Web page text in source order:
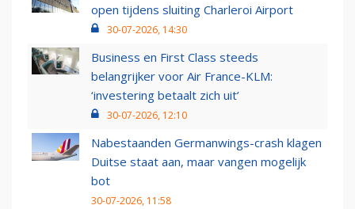
open tijdens sluiting Charleroi Airport
30-07-2026, 14:30
Business en First Class steeds
belangrijker voor Air France-KLM:
‘investering betaalt zich uit’
30-07-2026, 12:10
Nabestaanden Germanwings-crash klagen
Duitse staat aan, maar vangen mogelijk
bot
30-07-2026, 11:58